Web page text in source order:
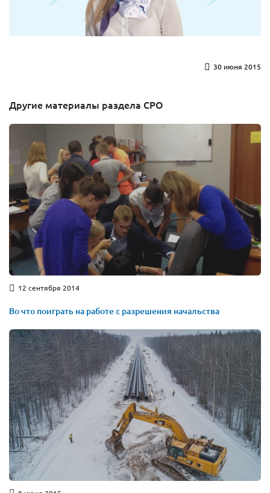
30 июня 2015
Другие материалы раздела СРО
12 сентября 2014
Во что поиграть на работе с разрешения начальства